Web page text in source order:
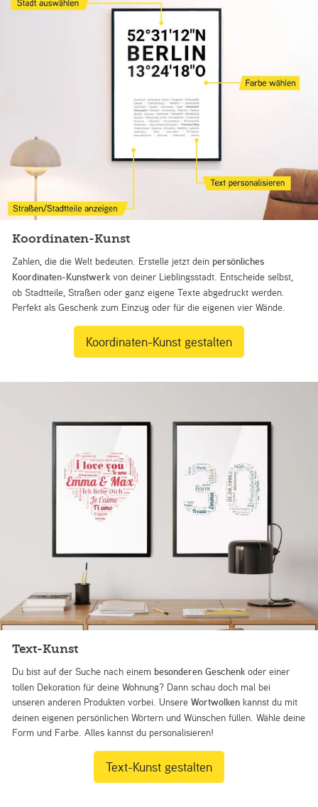
Koordinaten-Kunst
Zahlen, die die Welt bedeuten. Erstelle jetzt dein persönliches
Koordinaten-Kunstwerk von deiner Lieblingsstadt. Entscheide selbst,
ob Stadtteile, Straßen oder ganz eigene Texte abgedruckt werden.
Perfekt als Geschenk zum Einzug oder für die eigenen vier Wände.
Koordinaten-Kunst gestalten
Text-Kunst
Du bist auf der Suche nach einem besonderen Geschenk oder einer
tollen Dekoration für deine Wohnung? Dann schau doch mal bei
unseren anderen Produkten vorbei. UnsereWortwolken kannst du mit
deinen eigenen persönlichen Wörtern und Wünschen füllen. Wähle deine
Form und Farbe. Alles kannst du personalisieren!
Text-Kunst gestalten